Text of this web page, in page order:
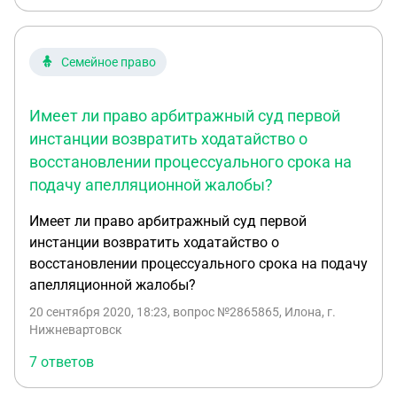
передан в аренду из земель запаса
муниципального фонда, предназначенных для
осуществлено на основании разрешений на
2008 г., объекты введены в эксплуатацию также
на основании соответствующих разрешений от 1
октября 2007 г. и 25 сентября 2008
г.Доказательств осуществления строительства с
существенным нарушением градостроительных и
строительных норм и правил не представлено.
Постановлением Арбитражного суда
Московского округа от16 ноября 2015 г.
указанные судебные акты отменены, дело
направлено на новое рассмотрение в
Арбитражный суд Московской области. Суд
признал недоказанным факт добровольного
отказа от прав на земельный участок, указав, что
Семейное право
Имеет ли право арбитражный суд первой
инстанции возвратить ходатайство о
восстановлении процессуального срока на
подачу апелляционной жалобы?
Имеет ли право арбитражный суд первой
инстанции возвратить ходатайство о
восстановлении процессуального срока на подачу
апелляционной жалобы?
20 сентября 2020, 18:23, вопрос №2865865, Илона, г.
Нижневартовск
7 ответов